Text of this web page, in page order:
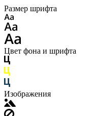
Размер шрифта
Цвет фона и шрифта
Изображения